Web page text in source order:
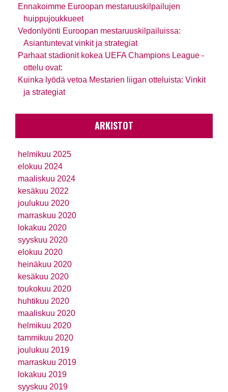
Ennakoimme Euroopan mestaruuskilpailujen
huippujoukkueet
Vedonlyönti Euroopan mestaruuskilpailuissa:
Asiantuntevat vinkit ja strategiat
Parhaat stadionit kokea UEFA Champions League -
ottelu ovat:
Kuinka lyödä vetoa Mestarien liigan otteluista: Vinkit
ja strategiat
ARKISTOT
helmikuu 2025
elokuu 2024
maaliskuu 2024
kesäkuu 2022
joulukuu 2020
marraskuu 2020
lokakuu 2020
syyskuu 2020
elokuu 2020
heinäkuu 2020
kesäkuu 2020
toukokuu 2020
huhtikuu 2020
maaliskuu 2020
helmikuu 2020
tammikuu 2020
joulukuu 2019
marraskuu 2019
lokakuu 2019
syyskuu 2019